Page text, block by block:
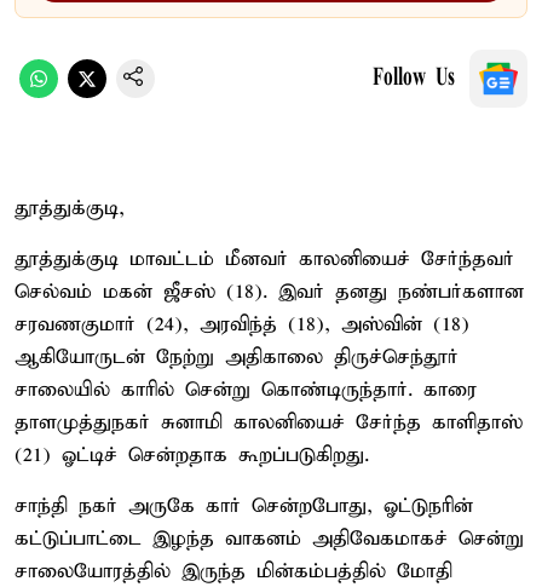
Follow Us
தூத்துக்குடி,
தூத்துக்குடி மாவட்டம் மீனவர் காலனியைச் சேர்ந்தவர்
செல்வம் மகன் ஜீசஸ் (18). இவர் தனது நண்பர்களான
சரவணகுமார் (24), அரவிந்த் (18), அஸ்வின் (18)
ஆகியோருடன் நேற்று அதிகாலை திருச்செந்தூர்
சாலையில் காரில் சென்று கொண்டிருந்தார். காரை
தாளமுத்துநகர் சுனாமி காலனியைச் சேர்ந்த காளிதாஸ்
(21) ஓட்டிச் சென்றதாக கூறப்படுகிறது.
சாந்தி நகர் அருகே கார் சென்றபோது, ஓட்டுநரின்
கட்டுப்பாட்டை இழந்த வாகனம் அதிவேகமாகச் சென்று
சாலையோரத்தில் இருந்த மின்கம்பத்தில் மோதி